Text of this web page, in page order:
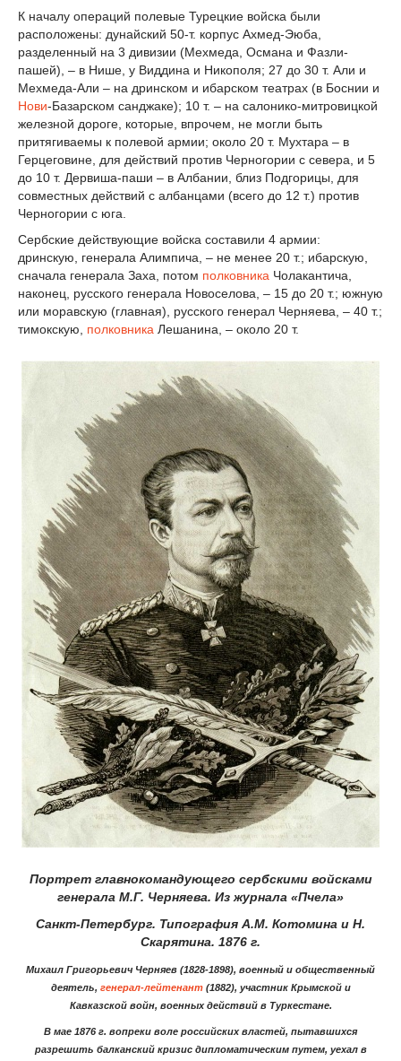
К началу операций полевые Турецкие войска были
расположены: дунайский 50-т. корпус Ахмед-Эюба,
разделенный на 3 дивизии (Мехмеда, Османа и Фазли-
пашей), – в Нише, у Виддина и Никополя; 27 до 30 т. Али и
Мехмеда-Али – на дринском и ибарском театрах (в Боснии и
Нови-Базарском санджаке); 10 т. – на салонико-митровицкой
железной дороге, которые, впрочем, не могли быть
притягиваемы к полевой армии; около 20 т. Мухтара – в
Герцеговине, для действий против Черногории с севера, и 5
до 10 т. Дервиша-паши – в Албании, близ Подгорицы, для
совместных действий с албанцами (всего до 12 т.) против
Черногории с юга.
Сербские действующие войска составили 4 армии:
дринскую, генерала Алимпича, – не менее 20 т.; ибарскую,
сначала генерала Заха, потом полковника Чолакантича,
наконец, русского генерала Новоселова, – 15 до 20 т.; южную
или моравскую (главная), русского генерал Черняева, – 40 т.;
тимокскую, полковника Лешанина, – около 20 т.
Портрет главнокомандующего сербскими войсками
генерала М.Г. Черняева. Из журнала «Пчела»
Санкт-Петербург. Типография А.М. Котомина и Н.
Скарятина. 1876 г.
Михаил Григорьевич Черняев (1828-1898), военный и общественный
деятель, генерал-лейтенант(1882), участник Крымской и
Кавказской войн, военных действий в Туркестане.
В мае 1876 г. вопреки воле российских властей, пытав­шихся
разрешить балканский кризис дипломатическим путем, уехал в